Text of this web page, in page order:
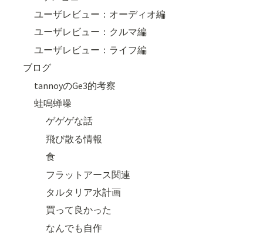
ユーザレビュー：オーディオ編
ユーザレビュー：クルマ編
ユーザレビュー：ライフ編
ブログ
tannoyのGe3的考察
蛙鳴蝉噪
ゲゲゲな話
飛び散る情報
食
フラットアース関連
タルタリア水計画
買って良かった
なんでも自作